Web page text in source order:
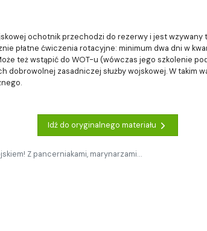
ochotnik przechodzi do rezerwy i jest
płatne ćwiczenia rotacyjne: minimum dwa dni w
też wstąpić do WOT-u (wówczas jego szkolenie
dobrowolnej zasadniczej służby wojskowej. W takim
Idź do oryginalnego materiału
Z pancerniakami, marynarzami…